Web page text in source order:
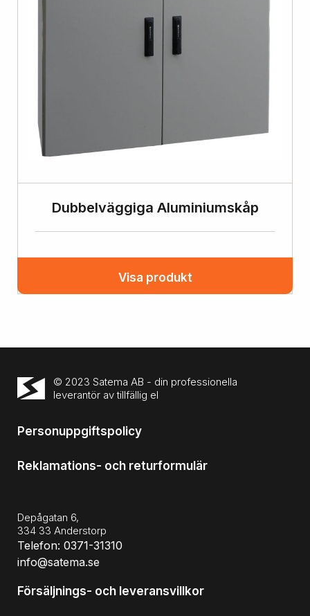
Dubbelväggiga Aluminiumskåp
Visa produkt
© 2023 Satema AB - din professionella
leverantör av tillfällig el
Personuppgiftspolicy
Reklamations- och returformulär
Depågatan 6,
334 33 Anderstorp
Telefon: 0371-31310
info@satema.se
Försäljnings- och leveransvillkor